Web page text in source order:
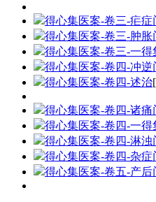
得心集医案-卷三-疟症
得心集医案-卷三-肿胀
得心集医案-卷三-一得
得心集医案-卷四-冲逆
得心集医案-卷四-述治
得心集医案-卷四-诸痛
得心集医案-卷四-一得
得心集医案-卷四-淋浊
得心集医案-卷四-杂症
得心集医案-卷五-产后